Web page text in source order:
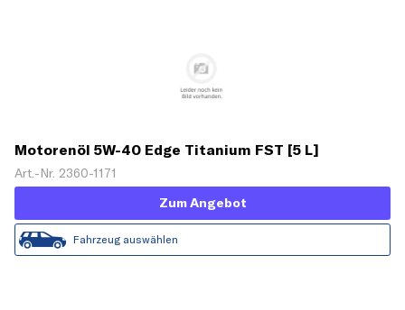
Motorenöl 5W-40 Edge Titanium FST [5 L]
Art.-Nr. 2360-1171
Zum Angebot
Fahrzeug auswählen